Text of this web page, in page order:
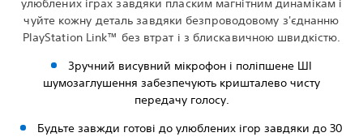
улюблених іграх завдяки пласким магнітним динамікам і
чуйте кожну деталь завдяки безпроводовому з'єднанню
PlayStation Link™ без втрат і з блискавичною швидкістю.
Зручний висувний мікрофон і поліпшене ШІ
шумозаглушення забезпечують кришталево чисту
передачу голосу.
Будьте завжди готові до улюблених ігор завдяки до 30